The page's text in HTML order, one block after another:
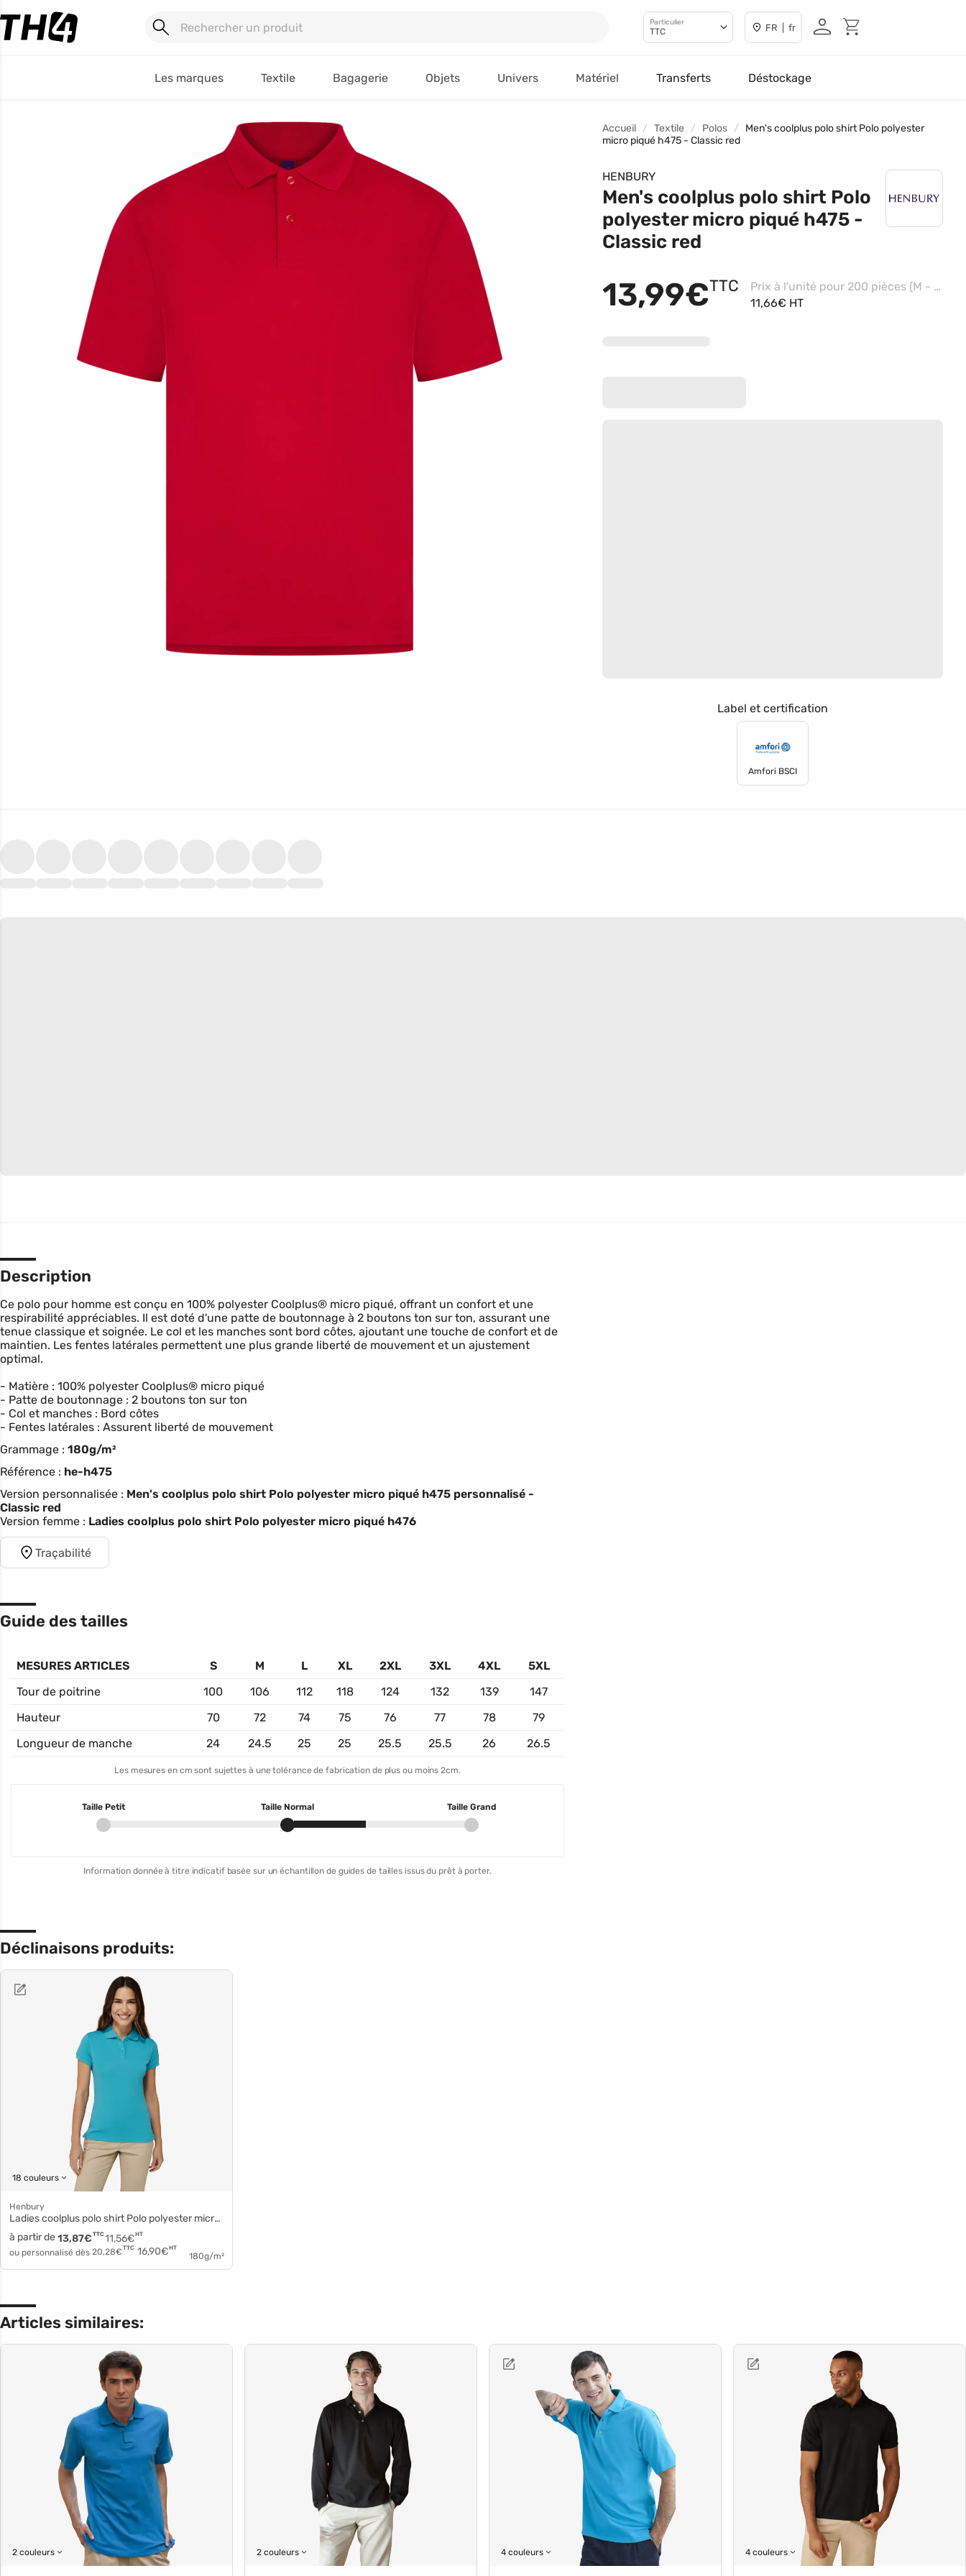
Particulier
TTC FR | fr
Les marques Textile Bagagerie Objets Univers Matériel Transferts Déstockage
Accueil Textile Polos
Men's coolplus polo shirt Polo polyester
micro piqué h475 - Classic red
HENBURY
Men's coolplus polo shirt Polo
polyester micro piqué h475 -
Classic red
13,99€TTC
Prix à l'unité pour 200 pièces (M - Black)
11,66€ HT
Label et certification
Amfori BSCI
Description
Ce polo pour homme est conçu en 100% polyester Coolplus® micro piqué, offrant un confort et une
respirabilité appréciables. Il est doté d'une patte de boutonnage à 2 boutons ton sur ton, assurant une
tenue classique et soignée. Le col et les manches sont bord côtes, ajoutant une touche de confort et de
maintien. Les fentes latérales permettent une plus grande liberté de mouvement et un ajustement
optimal.
- Matière : 100% polyester Coolplus® micro piqué
- Patte de boutonnage : 2 boutons ton sur ton
- Col et manches : Bord côtes
- Fentes latérales : Assurent liberté de mouvement
Grammage : 180g/m²
Référence : he-h475
Version personnalisée : Men's coolplus polo shirt Polo polyester micro piqué h475 personnalisé -
Classic red
Version femme : Ladies coolplus polo shirt Polo polyester micro piqué h476
Traçabilité
Guide des tailles
MESURES ARTICLES S M L XL 2XL 3XL 4XL
5XL
Tour de poitrine
100 106 112 118 124 132 139
147
Hauteur
70 72 74 75 76 77 78
79
Longueur de manche
24 24.5 25 25 25.5 25.5 26 26.5
Les mesures en cm sont sujettes à une tolérance de fabrication de plus ou moins 2cm.
Taille Petit Taille Normal Taille Grand
Information donnée à titre indicatif basée sur un échantillon de guides de tailles issus du prêt à porter.
Déclinaisons produits:
18 couleurs
Henbury
Ladies coolplus polo shirt Polo polyester micro piqué h476
à partir de
11,56€HT
13,87€ TTC
ou personnalisé dès 20,28€ TTC 16,90€HT
180g/m²
Articles similaires:
2 couleurs 2 couleurs 4 couleurs 4 couleurs